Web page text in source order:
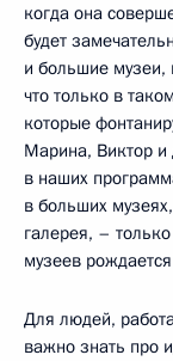
когда она
будет
и большие музеи,
что только в
которые
Марина, Виктор и
в наших
в больших
галерея, –
музеев
Для людей,
важно знать про